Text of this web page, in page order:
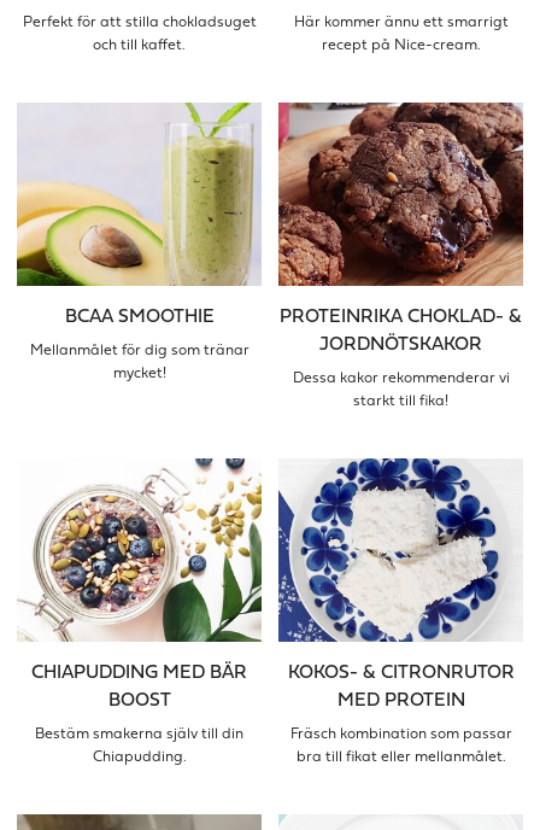
Perfekt för att stilla chokladsuget
och till kaffet.
Här kommer ännu ett smarrigt
recept på Nice-cream.
BCAA SMOOTHIE
Mellanmålet för dig som tränar
mycket!
PROTEINRIKA CHOKLAD- &
JORDNÖTSKAKOR
Dessa kakor rekommenderar vi
starkt till fika!
CHIAPUDDING MED BÄR
BOOST
Bestäm smakerna själv till din
Chiapudding.
KOKOS- & CITRONRUTOR
MED PROTEIN
Fräsch kombination som passar
bra till fikat eller mellanmålet.